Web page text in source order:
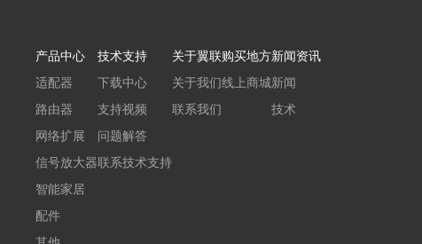
产品中心
适配器
路由器
网络扩展
信号放大器
智能家居
配件
技术支持
下载中心
支持视频
问题解答
联系技术支持
关于翼联
关于我们
联系我们
购买地方
线上商城
新闻资讯
新闻
技术